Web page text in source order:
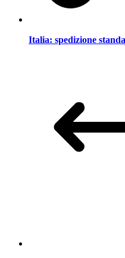
Italia: spedizione